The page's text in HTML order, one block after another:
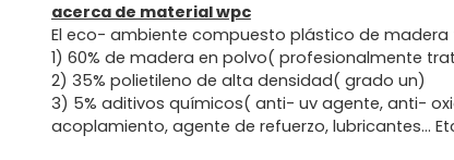
acerca de material wpc
El eco- ambiente compuesto plástico de
1) 60% de madera en polvo( profesionalmente
2) 35% polietileno de alta densidad( grado un)
3) 5% aditivos químicos( anti- uv agente, anti-
acoplamiento, agente de refuerzo, lubricantes...